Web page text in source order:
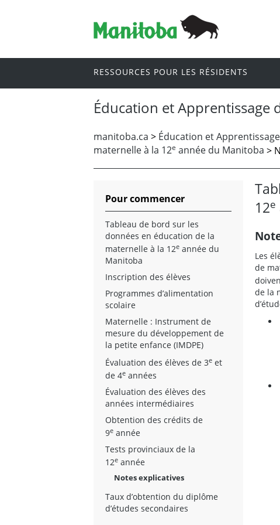
RESSOURCES POUR LES RÉSIDENTS
Éducation et Apprentissage
manitoba.ca > Éducation et
maternelle à la 12e année du Manitoba >
12e
Les
de
de la
Pour commencer
Tableau de bord sur les
données en éducation de la
maternelle à la 12e année du
Manitoba
Inscription des élèves
Programmes d’alimentation
scolaire
Maternelle : Instrument de
mesure du développement de
la petite enfance (IMDPE)
Évaluation des élèves de 3e et
de 4e années
Évaluation des élèves des
années intermédiaires
Obtention des crédits de
9e année
Tests provinciaux de la
12e année
Notes explicatives
Taux d’obtention du diplôme
d’études secondaires